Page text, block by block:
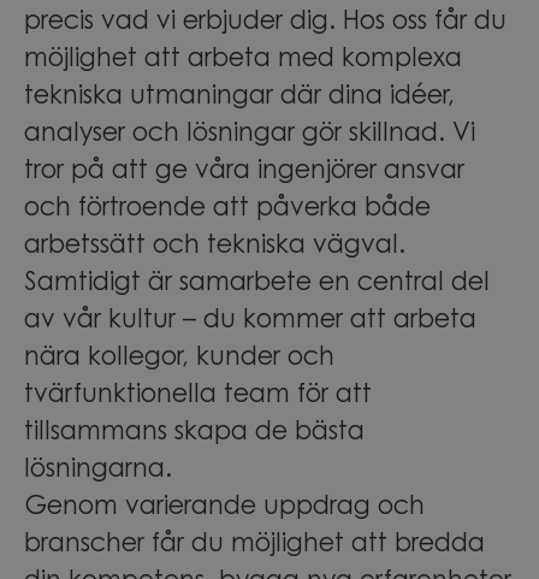
precis vad vi erbjuder dig. Hos oss får du
möjlighet att arbeta med komplexa
tekniska utmaningar där dina idéer,
analyser och lösningar gör skillnad. Vi
tror på att ge våra ingenjörer ansvar
och förtroende att påverka både
arbetssätt och tekniska vägval.
Samtidigt är samarbete en central del
av vår kultur – du kommer att arbeta
nära kollegor, kunder och
tvärfunktionella team för att
tillsammans skapa de bästa
lösningarna.
Genom varierande uppdrag och
branscher får du möjlighet att bredda